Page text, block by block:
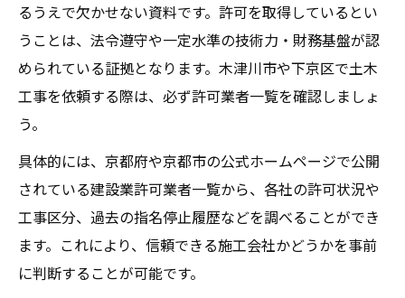
るうえで欠かせない資料です。許可を取得しているとい
うことは、法令遵守や一定水準の技術力・財務基盤が認
められている証拠となります。木津川市や下京区で土木
工事を依頼する際は、必ず許可業者一覧を確認しましょ
う。
具体的には、京都府や京都市の公式ホームページで公開
されている建設業許可業者一覧から、各社の許可状況や
工事区分、過去の指名停止履歴などを調べることができ
ます。これにより、信頼できる施工会社かどうかを事前
に判断することが可能です。